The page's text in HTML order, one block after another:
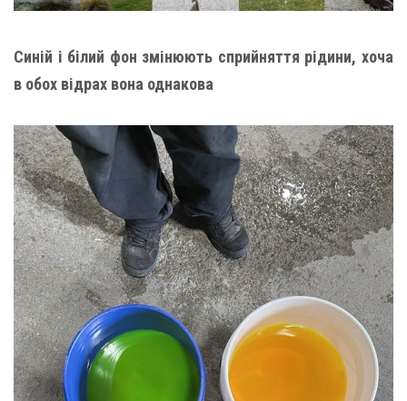
Синій і білий фон змінюють сприйняття рідини, хоча
в обох відрах вона однакова